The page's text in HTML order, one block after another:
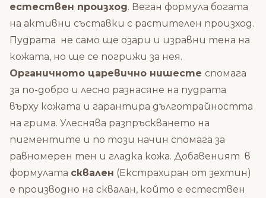
естествен произход. Веган формула богата
на активни съставки с растителен произход.
Пудрата не само ще озари и изравни тена на
кожата, но ще се погрижи за нея.
Органичното царевично нишесте спомага
за по-добро и лесно разнасяне на пудрата
върху кожата и гарантира дълготрайността
на грима. Улеснява разпръскването на
пигментите и по този начин спомага за
равномерен тен и гладка кожа. Добавеният в
формулата сквален (Екстрахиран от зехтин)
е производно на сквалан, който е естествен